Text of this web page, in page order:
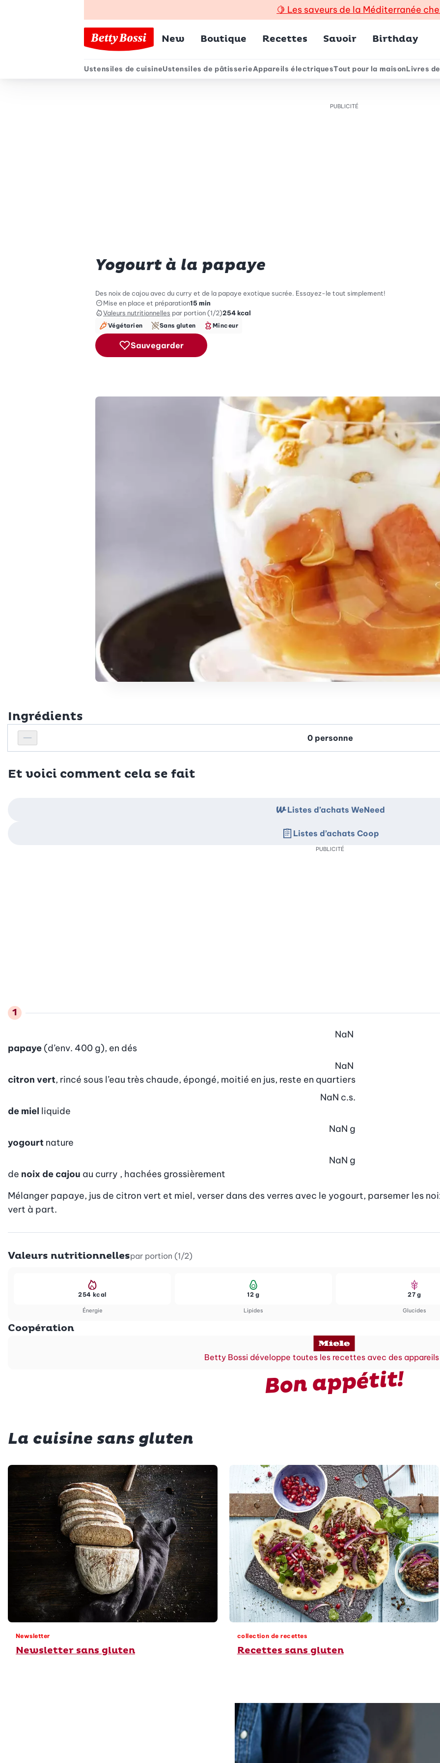
🍋 Les saveurs de la Méditerranée
Menu principal
New Boutique Recettes Savoir Birthday
Menu secondaire
Ustensiles de cuisineUstensiles de pâtisserieAppareils électriquesTout pour la maisonLivres
PUBLICITÉ
Yogourt à la papaye
Des noix de cajou avec du curry et de la papaye exotique sucrée. Essayez-le tout simplement!
Mise en place et préparation15 min
Valeurs nutritionnelles par portion (1/2)254 kcal
Végétarien Sans gluten Minceur
Sauvegarder
Ingrédients
Réduire le nombre de personnes
Personnes
Et voici comment cela se fait
papaye (d’env. 400 g), en dés
NaN
citron vert, rincé sous l’eau très chaude, épongé, moitié en jus, reste en quartiers
NaN
de miel liquide
NaN c.s.
yogourt nature
NaN g
de noix de cajou au curry , hachées grossièrement
NaN g
Mélanger papaye, jus de citron vert et miel, verser dans des verres avec le yogourt, parsemer les
vert à part.
Listes d’achats WeNeed
Listes d’achats Coop
PUBLICITÉ
Valeurs nutritionnellespar portion (1/2)
Énergie
254 kcal
Lipides
12 g
Glucides
27 g
Coopération
Betty Bossi développe toutes les recettes avec des
Bon appétit!
La cuisine sans gluten
Newsletter
Newsletter sans gluten
collection de recettes
Recettes sans gluten